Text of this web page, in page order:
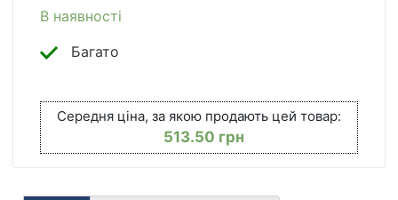
СТАЛИ
ЧАШЕЙ
ЧАША
3
Л
В наявності
Багато
Середня ціна, за якою продають цей товар:
513.50 грн